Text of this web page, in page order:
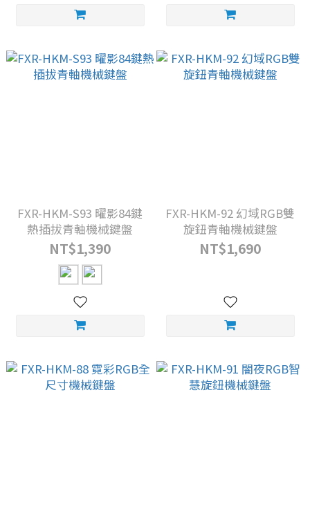
FXR-HKM-S93 曜影84鍵
熱插拔青軸機械鍵盤
NT$1,390
FXR-HKM-92 幻域RGB雙
旋鈕青軸機械鍵盤
NT$1,690